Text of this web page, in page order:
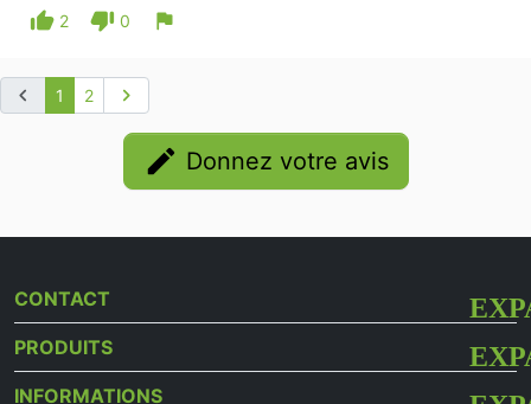
thumb_up 2 thumb_down 0 flag
chevron_left 1 2 chevron_right
edit Donnez votre avis
CONTACT
PRODUITS
INFORMATIONS